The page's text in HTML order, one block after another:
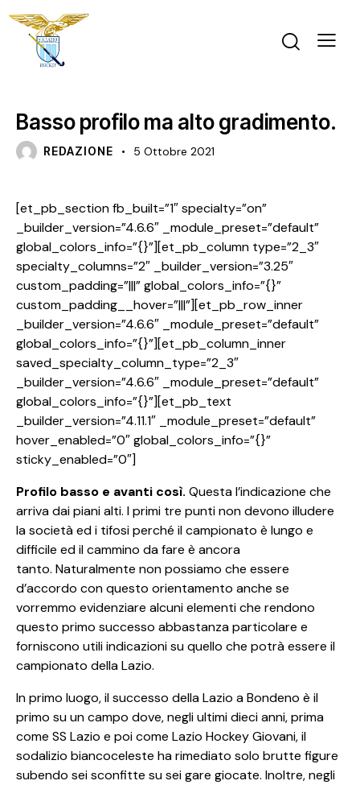
Basso profilo ma alto gradimento.
REDAZIONE 5 Ottobre 2021
[et_pb_section fb_built=”1″ specialty=”on”
_builder_version=”4.6.6″ _module_preset=”default”
global_colors_info=”{}”][et_pb_column type=”2_3″
specialty_columns=”2″ _builder_version=”3.25″
custom_padding=”|||” global_colors_info=”{}”
custom_padding__hover=”|||”][et_pb_row_inner
_builder_version=”4.6.6″ _module_preset=”default”
global_colors_info=”{}”][et_pb_column_inner
saved_specialty_column_type=”2_3″
_builder_version=”4.6.6″ _module_preset=”default”
global_colors_info=”{}”][et_pb_text
_builder_version=”4.11.1″ _module_preset=”default”
hover_enabled=”0″ global_colors_info=”{}”
sticky_enabled=”0″]
Profilo basso e avanti così. Questa l’indicazione che
arriva dai piani alti. I primi tre punti non devono illudere
la società ed i tifosi perché il campionato è lungo e
difficile ed il cammino da fare è ancora
tanto. Naturalmente non possiamo che essere
d’accordo con questo orientamento anche se
vorremmo evidenziare alcuni elementi che rendono
questo primo successo abbastanza particolare e
forniscono utili indicazioni su quello che potrà essere il
campionato della Lazio.
In primo luogo, il successo della Lazio a Bondeno è il
primo su un campo dove, negli ultimi dieci anni, prima
come SS Lazio e poi come Lazio Hockey Giovani, il
sodalizio biancoceleste ha rimediato solo brutte figure
subendo sei sconfitte su sei gare giocate. Inoltre, negli